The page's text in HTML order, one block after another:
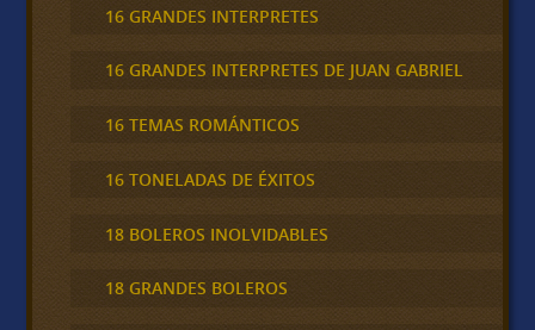
16 GRANDES INTERPRETES
16 GRANDES INTERPRETES DE JUAN GABRIEL
16 TEMAS ROMÁNTICOS
16 TONELADAS DE ÉXITOS
18 BOLEROS INOLVIDABLES
18 GRANDES BOLEROS